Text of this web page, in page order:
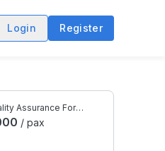
Login Register
Assurance For
/ pax